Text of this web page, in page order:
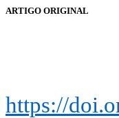
ARTIGO ORIGINAL
https://